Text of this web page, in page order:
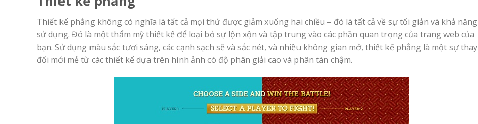
Thiết kế phẳng không có nghĩa là tất cả mọi thứ được giảm xuống hai chiều – đó là tất cả về sự tối giản và khả năng
sử dụng. Đó là một thẩm mỹ thiết kế để loại bỏ sự lộn xộn và tập trung vào các phần quan trọng của trang web của
bạn. Sử dụng màu sắc tươi sáng, các cạnh sạch sẽ và sắc nét, và nhiều không gian mở, thiết kế phẳng là một sự thay
đổi mới mẻ từ các thiết kế dựa trên hình ảnh có độ phân giải cao và phân tán chậm.